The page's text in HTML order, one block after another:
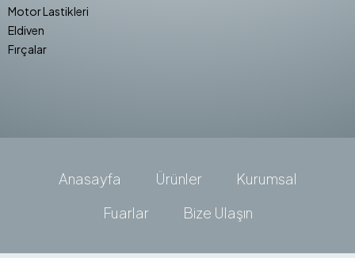
Motor Lastikleri
Eldiven
Fırçalar
Anasayfa Ürünler
Kurumsal
Fuarlar
Bize Ulaşın